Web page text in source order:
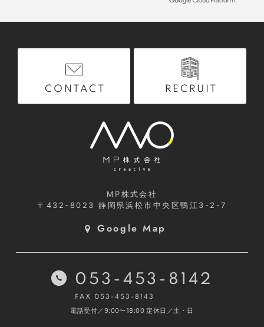
CONTACT RECRUIT
MP株式会社
〒432-8023静岡県浜松市中央区鴨江3-2-7
Google Map
053-453-8142
FAX 053-453-8143
電話受付／9:00〜18:00 定休日／土・日